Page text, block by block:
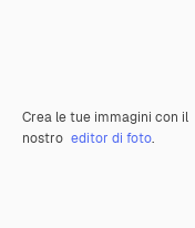
Crea le tue immagini con il
nostro editor di foto.